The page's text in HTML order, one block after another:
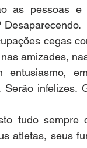
as pessoas e
Desaparecendo.
cegas
amizades,
entusiasmo,
Serão infelizes.
tudo
atletas, seus